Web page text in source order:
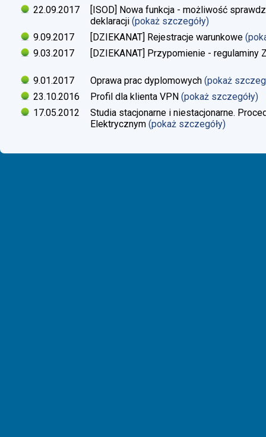
22.09.2017
[ISOD] Nowa funkcja - możliwość
deklaracji (pokaż szczegóły)
9.09.2017
[DZIEKANAT] Rejestracje warunkowe
9.03.2017
[DZIEKANAT] Przypomienie - regulaminy
9.01.2017 Oprawa prac dyplomowych (pokaż
23.10.2016
Profil dla klienta VPN (pokaż szczegóły)
17.05.2012
Studia stacjonarne i niestacjonarne.
Elektrycznym (pokaż szczegóły)